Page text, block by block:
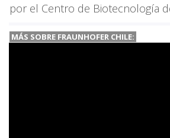
por el Centro de Biotecnología
MÁS SOBRE FRAUNHOFER CHILE: